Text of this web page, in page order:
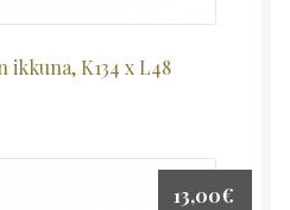
K134 x L48
13,00€